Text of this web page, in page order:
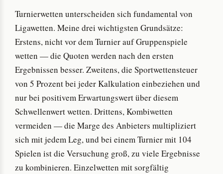
Turnierwetten unterscheiden sich fundamental von
Ligawetten. Meine drei wichtigsten Grundsätze:
Erstens, nicht vor dem Turnier auf Gruppenspiele
wetten — die Quoten werden nach den ersten
Ergebnissen besser. Zweitens, die Sportwettensteuer
von 5 Prozent bei jeder Kalkulation einbeziehen und
nur bei positivem Erwartungswert über diesem
Schwellenwert wetten. Drittens, Kombiwetten
vermeiden — die Marge des Anbieters multipliziert
sich mit jedem Leg, und bei einem Turnier mit 104
Spielen ist die Versuchung groß, zu viele Ergebnisse
zu kombinieren. Einzelwetten mit sorgfältig